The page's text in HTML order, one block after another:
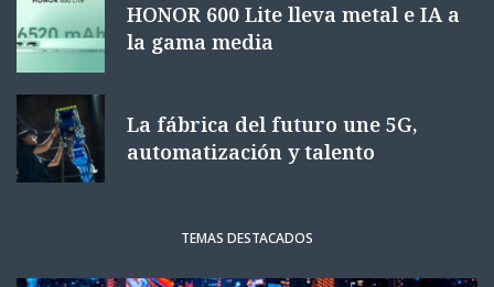
HONOR 600 Lite lleva metal e IA a
la gama media
La fábrica del futuro une 5G,
automatización y talento
TEMAS DESTACADOS